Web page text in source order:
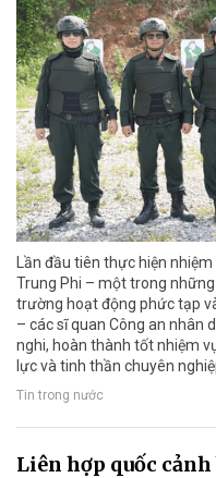
Lần đầu tiên thực hiện
Trung Phi – một trong
trường hoạt động phức tạp
– các sĩ quan Công an nhân
nghi, hoàn thành tốt nhiệm
lực và tinh thần chuyên
Tin trong nước
Liên hợp quốc